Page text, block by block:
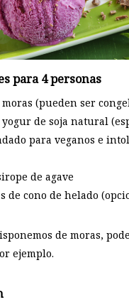
para 4 personas
moras (pueden ser
yogur de soja natural
para veganos e
de agave
de cono de helado
de moras,
ejemplo.